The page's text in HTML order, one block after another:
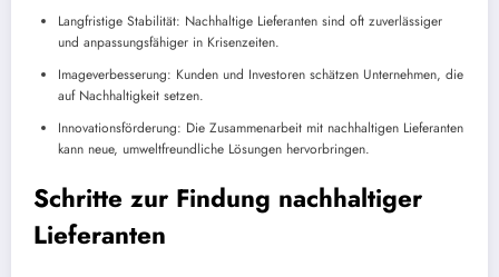
Langfristige Stabilität: Nachhaltige Lieferanten sind oft zuverlässiger
und anpassungsfähiger in Krisenzeiten.
Imageverbesserung: Kunden und Investoren schätzen Unternehmen, die
auf Nachhaltigkeit setzen.
Innovationsförderung: Die Zusammenarbeit mit nachhaltigen Lieferanten
kann neue, umweltfreundliche Lösungen hervorbringen.
Schritte zur Findung nachhaltiger
Lieferanten